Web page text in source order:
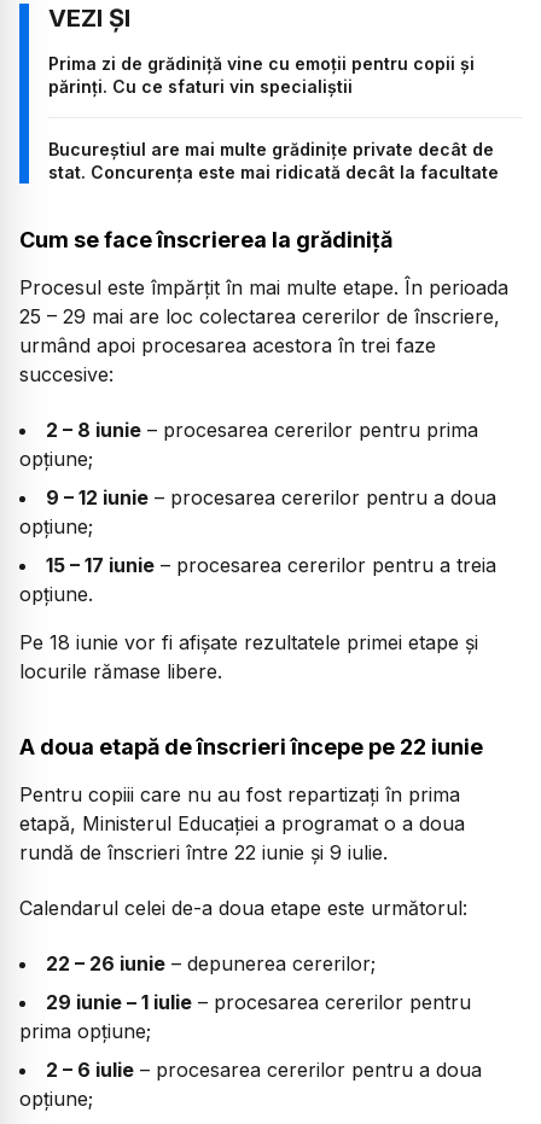
Prima zi de grădiniță vine cu emoții pentru copii și
părinți. Cu ce sfaturi vin specialiștii
Bucureștiul are mai multe grădinițe private decât de
stat. Concurența este mai ridicată decât la facultate
Cum se face înscrierea la grădiniță
Procesul este împărțit în mai multe etape. În perioada
25 – 29 mai are loc colectarea cererilor de înscriere,
urmând apoi procesarea acestora în trei faze
succesive:
2 – 8 iunie – procesarea cererilor pentru prima
opțiune;
9 – 12 iunie – procesarea cererilor pentru a doua
opțiune;
15 – 17 iunie – procesarea cererilor pentru a treia
opțiune.
Pe 18 iunie vor fi afișate rezultatele primei etape și
locurile rămase libere.
A doua etapă de înscrieri începe pe 22 iunie
Pentru copiii care nu au fost repartizați în prima
etapă, Ministerul Educației a programat o a doua
rundă de înscrieri între 22 iunie și 9 iulie.
Calendarul celei de-a doua etape este următorul:
22 – 26 iunie – depunerea cererilor;
29 iunie – 1 iulie – procesarea cererilor pentru
prima opțiune;
2 – 6 iulie – procesarea cererilor pentru a doua
opțiune;